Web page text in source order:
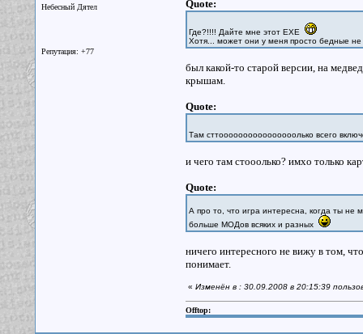
Небесный Дятел
Репутация: +77
Quote:
Где?!!!! Дайте мне этот ЕХЕ
Хотя... может они у меня просто бедные
был какой-то старой версии, на
крышам.
Quote:
Там сттоооооооооооооооолько всего
и чего там стооолько? имхо только
Quote:
А про то, что игра интересна, когда ты не
больше МОДов всяких и разных
ничего интересного не вижу в том,
понимает.
« Изменён в : 30.09.2008 в 20:15:39
Offtop: